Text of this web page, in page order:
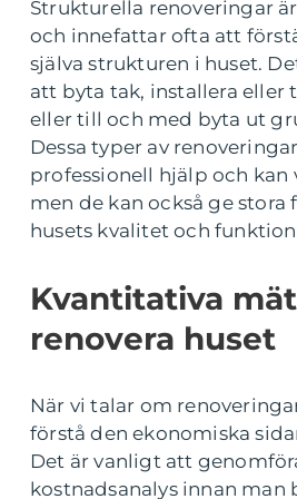
Strukturella renoveringar
och innefattar ofta att
själva strukturen i huset.
att byta tak, installera eller
eller till och med byta ut
Dessa typer av
professionell hjälp och kan
men de kan också ge
husets kvalitet och
Kvantitativa
renovera huset
När vi talar om
förstå den ekonomiska
Det är vanligt att
kostnadsanalys innan man